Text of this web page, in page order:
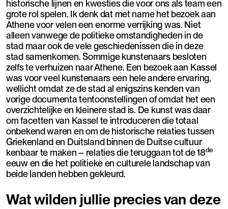
historische lijnen en kwesties die voor ons als team een
grote rol spelen. Ik denk dat met name het bezoek aan
Athene voor velen een enorme verrijking was. Niet
alleen vanwege de politieke omstandigheden in de
stad maar ook de vele geschiedenissen die in deze
stad samenkomen. Sommige kunstenaars besloten
zelfs te verhuizen naar Athene. Een bezoek aan Kassel
was voor veel kunstenaars een hele andere ervaring,
wellicht omdat ze de stad al enigszins kenden van
vorige documenta tentoonstellingen of omdat het een
overzichtelijke en kleinere stad is. De kunst was daar
om facetten van Kassel te introduceren die totaal
onbekend waren en om de historische relaties tussen
Griekenland en Duitsland binnen de Duitse cultuur
kenbaar te maken – relaties die teruggaan tot de 18de
eeuw en die het politieke en culturele landschap van
beide landen hebben gekleurd.
Wat wilden jullie precies van deze